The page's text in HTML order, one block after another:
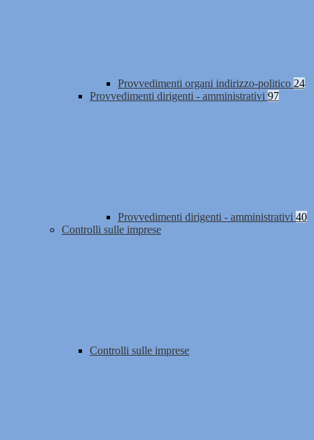
Provvedimenti organi indirizzo-politico 24
Provvedimenti dirigenti - amministrativi 97
Provvedimenti dirigenti - amministrativi 40
Controlli sulle imprese
Controlli sulle imprese